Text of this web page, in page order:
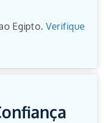
Egipto. Verifique